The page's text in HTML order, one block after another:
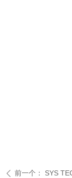
ꄴ 前一个：
SYS